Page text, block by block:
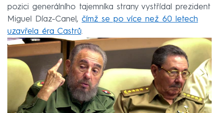
pozici generálního tajemníka strany vystřídal prezident
Miguel Díaz-Canel, čímž se po více než 60 letech
uzavřela éra Castrů.